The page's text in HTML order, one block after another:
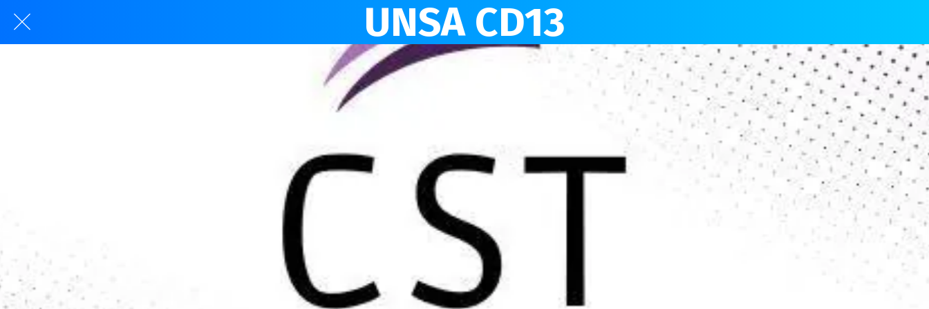
UNSA CD13